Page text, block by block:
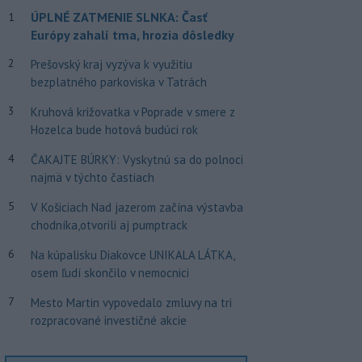
1
ÚPLNÉ ZATMENIE SLNKA: Časť
Európy zahalí tma, hrozia dôsledky
2
Prešovský kraj vyzýva k využitiu
bezplatného parkoviska v Tatrách
3
Kruhová križovatka v Poprade v smere z
Hozelca bude hotová budúci rok
4
ČAKAJTE BÚRKY: Vyskytnú sa do polnoci
najmä v týchto častiach
5
V Košiciach Nad jazerom začína výstavba
chodníka,otvorili aj pumptrack
6
Na kúpalisku Diakovce UNIKALA LÁTKA,
osem ľudí skončilo v nemocnici
7
Mesto Martin vypovedalo zmluvy na tri
rozpracované investičné akcie